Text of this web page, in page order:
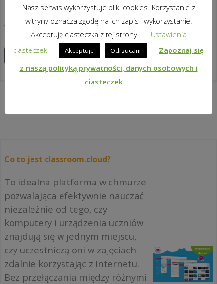
pełnego wykorzystania
wyposażenia ICT.
Zapoznaj się z produktami
Co to jest classroom.cloud?
To idealna platforma w chmurze
pozwalająca efektywnie nauczać
niezależnie od tego, czy
komputery i urządzenia uczniów
znajdują się w jednym miejscu,
czy uczestniczą oni w zajęciach
zdalnie korzystając z Internetu.
Bez przełączania między różnymi
Nasz serwis wykorzystuje pliki cookies. Korzystanie z
witryny oznacza zgodę na ich zapis i wykorzystanie.
Akceptuję ciasteczka z tej strony.
Ustawienia
ciasteczek
Akceptuje Odrzucam
Zapoznaj się
z naszą polityką prywatności, danych osobowych i
ciasteczek